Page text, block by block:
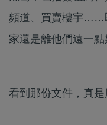
頻道、買賣樓宇……
家還是離他們遠一點
看到那份文件，真是